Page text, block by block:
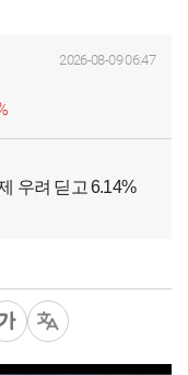
2026-08-09 06:47
우려 딛고 6.14%